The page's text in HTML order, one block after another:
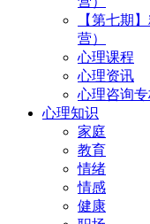
【第七期
营）
心理课程
心理资讯
心理咨询
心理知识
家庭
教育
情绪
情感
健康